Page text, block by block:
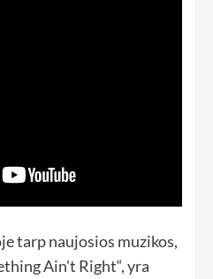
tarp naujosios muzikos,
Ain't Right“, yra